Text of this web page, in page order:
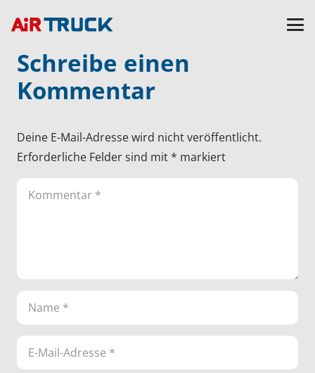
Schreibe einen
Kommentar
Deine E-Mail-Adresse wird nicht veröffentlicht.
Erforderliche Felder sind mit* markiert